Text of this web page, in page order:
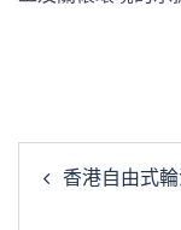
章
香港自由式